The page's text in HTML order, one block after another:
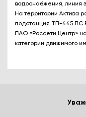
водоснабжения, линия
На территории Актива
подстанция ТП-445 ПС
ПАО «Россети Центр»
категории движимого